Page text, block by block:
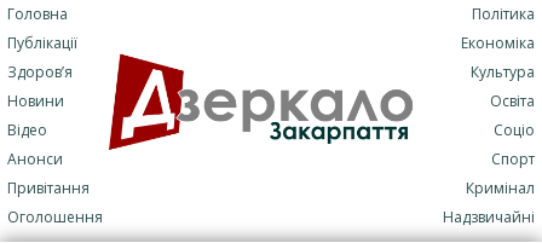
Головна
Публікації
Здоров’я
Новини
Відео
Анонси
Привітання
Оголошення
Політика
Економіка
Культура
Освіта
Соціо
Спорт
Кримінал
Надзвичайні